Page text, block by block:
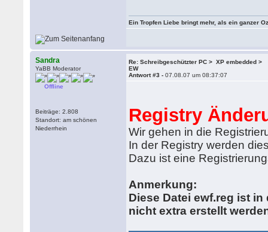
Ein Tropfen Liebe bringt mehr, als ein ganzer
Sandra
YaBB Moderator
Offline
Beiträge: 2.808
Standort: am schönen
Niederrhein
Re: Schreibgeschützter PC > XP embedded >
EW
Antwort #3 -07.08.07 um 08:37:07
Registry
Wir gehen in die
In der Registry werden
Dazu ist eine
Anmerkung:
Diese Datei ewf.reg ist
nicht extra erstellt